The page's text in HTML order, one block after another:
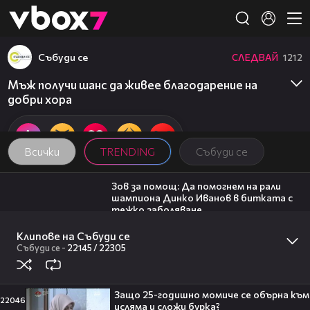
👾
Клипове на Събуди се
Събуди се - 22145 / 22305
22046
Защо 25-годишно момиче се обърна към
исляма и сложи бурка?
Всички TRENDING Събуди се
Събуди се СЛЕДВАЙ 1212
Мъж получи шанс да живее благодарение на
добри хора
03:29
Зов за помощ: Да помогнем на рали
шампиона Динко Иванов в битката с
тежко заболяване
27:22
Тони Стораро: В попфолка има много
Милена Маркова-Маца посреща гости
| Черешката на тортата | 3 авг. 2026